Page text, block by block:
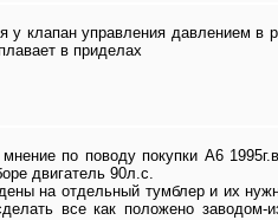
у клапан управления давлением в
в приделах
по поводу покупки А6
двигатель 90л.с.
на отдельный тумблер и их
все как положено заводом-